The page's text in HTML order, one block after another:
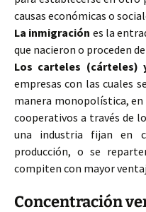
causas económicas o
La inmigración es la
que nacieron o proceden
Los carteles (cárteles)
empresas con las cuales
manera monopolística,
cooperativos a través de
una industria fijan en
producción, o se
compiten con mayor
Concentración